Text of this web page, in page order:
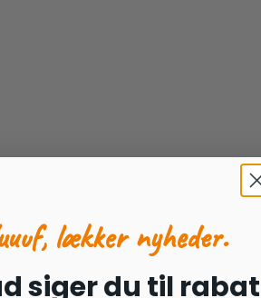
lækker nyheder.
siger du til rabat